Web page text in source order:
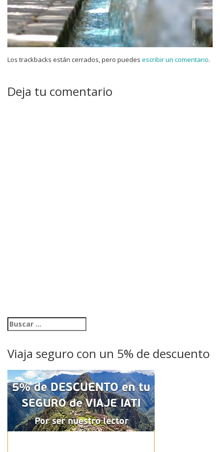
Los trackbacks están cerrados, pero puedes escribir un comentario.
Deja tu comentario
Viaja seguro con un 5% de descuento